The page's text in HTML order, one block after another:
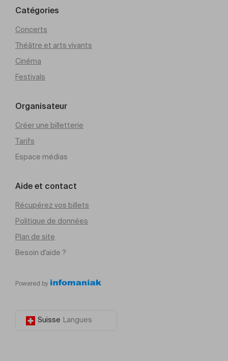
Catégories
Concerts
Théâtre et arts vivants
Cinéma
Festivals
Organisateur
Créer une billetterie
Tarifs
Espace médias
Aide et contact
Récupérez vos billets
Politique de données
Plan de site
Besoin d'aide ?
Powered by
Suisse Langues